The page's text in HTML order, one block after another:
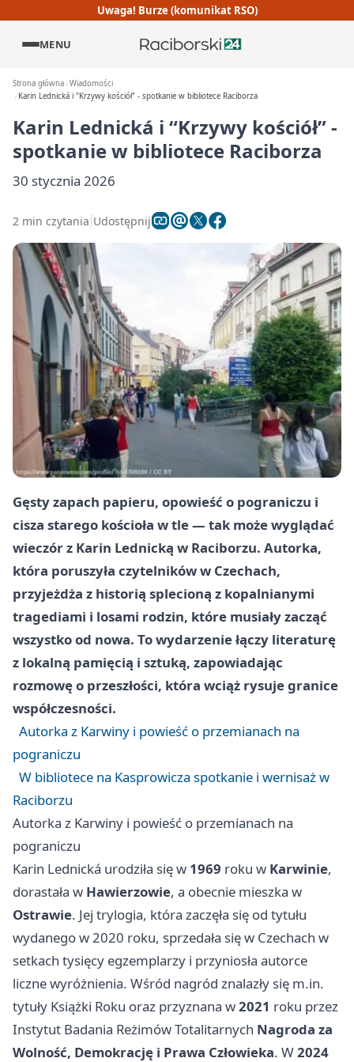
Uwaga! Burze (komunikat RSO)
MENU
Strona główna Wiadomości
Karin Lednická i "Krzywy kościół" - spotkanie w bibliotece Raciborza
Karin Lednická i “Krzywy kościół” -
spotkanie w bibliotece Raciborza
30 stycznia 2026
2 min czytania Udostępnij
Gęsty zapach papieru, opowieść o pograniczu i
cisza starego kościoła w tle — tak może wyglądać
wieczór z Karin Lednicką w Raciborzu. Autorka,
która poruszyła czytelników w Czechach,
przyjeżdża z historią splecioną z kopalnianymi
tragediami i losami rodzin, które musiały zacząć
wszystko od nowa. To wydarzenie łączy literaturę
z lokalną pamięcią i sztuką, zapowiadając
rozmowę o przeszłości, która wciąż rysuje granice
współczesności.
Autorka z Karwiny i powieść o przemianach na
pograniczu
W bibliotece na Kasprowicza spotkanie i wernisaż w
Raciborzu
Autorka z Karwiny i powieść o przemianach na
pograniczu
Karin Lednická urodziła się w 1969 roku w Karwinie,
dorastała w Hawierzowie, a obecnie mieszka w
Ostrawie. Jej trylogia, która zaczęła się od tytułu
wydanego w 2020 roku, sprzedała się w Czechach w
setkach tysięcy egzemplarzy i przyniosła autorce
liczne wyróżnienia. Wśród nagród znalazły się m.in.
tytuły Książki Roku oraz przyznana w2021 roku przez
Instytut Badania Reżimów Totalitarnych Nagroda za
Wolność, Demokrację i Prawa Człowieka. W2024